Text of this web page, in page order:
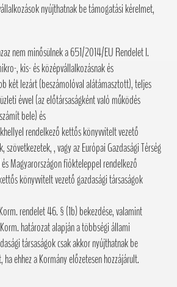
nyújthatnak be támogatási kérelmet,
nem minősülnek a 651/2014/EU Rendelet I.
, kis- és középvállalkozásnak és
két lezárt (beszámolóval alátámasztott), teljes
évvel (az előtársaságként való működés
bele) és
rendelkező kettős könyvvitelt vezető
szövetkezetek, , vagy az Európai Gazdasági Térség
Magyarországon fiókteleppel rendelkező
könyvvitelt vezető gazdasági társaságok
rendelet 46. § (1b) bekezdése, valamint
határozat alapján a többségi állami
társaságok csak akkor nyújthatnak be
ehhez a Kormány előzetesen hozzájárult.